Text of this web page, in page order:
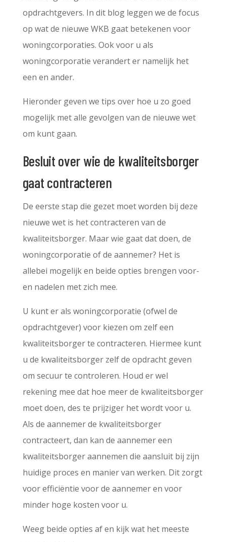
opdrachtgevers. In dit blog leggen we de focus
op wat de nieuwe WKB gaat betekenen voor
woningcorporaties. Ook voor u als
woningcorporatie verandert er namelijk het
een en ander.
Hieronder geven we tips over hoe u zo goed
mogelijk met alle gevolgen van de nieuwe wet
om kunt gaan.
Besluit over wie de kwaliteitsborger
gaat contracteren
De eerste stap die gezet moet worden bij deze
nieuwe wet is het contracteren van de
kwaliteitsborger. Maar wie gaat dat doen, de
woningcorporatie of de aannemer? Het is
allebei mogelijk en beide opties brengen voor-
en nadelen met zich mee.
U kunt er als woningcorporatie (ofwel de
opdrachtgever) voor kiezen om zelf een
kwaliteitsborger te contracteren. Hiermee kunt
u de kwaliteitsborger zelf de opdracht geven
om secuur te controleren. Houd er wel
rekening mee dat hoe meer de kwaliteitsborger
moet doen, des te prijziger het wordt voor u.
Als de aannemer de kwaliteitsborger
contracteert, dan kan de aannemer een
kwaliteitsborger aannemen die aansluit bij zijn
huidige proces en manier van werken. Dit zorgt
voor efficiëntie voor de aannemer en voor
minder hoge kosten voor u.
Weeg beide opties af en kijk wat het meeste